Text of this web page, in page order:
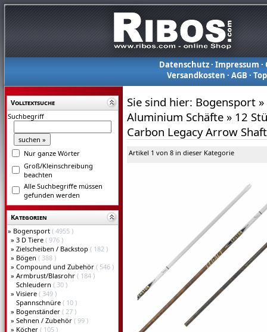
Datenschutz· Impressum ·
Versandkosten ·AGB ·
Volltextsuche
Suchbegriff
Nur ganze Wörter
Groß/Kleinschreibung
beachten
Alle Suchbegriffe müssen
gefunden werden
Kategorien
» Bogensport ( 4955 )
» 3 D Tiere ( 976 )
» Zielscheiben / Backstop ( 182 )
» Bögen ( 388 )
» Compound und Zubehör ( 546 )
» Armbrust/Blasrohr ( 184 )
Schleudern ( 30 )
» Visiere ( 349 )
Spannschnüre ( 10 )
» Bogenständer ( 27 )
» Sehnen / Zubehör ( 99 )
» Köcher ( 105 )
Sie sind hier: Bogensport »
Aluminium Schäfte » 12
Carbon Legacy Arrow
Artikel 1 von 8 in dieser Kategorie